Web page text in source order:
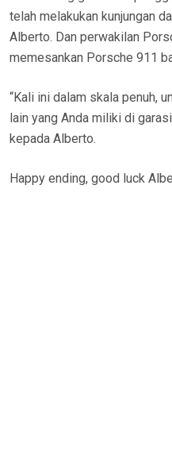
telah melakukan kunjungan
Alberto. Dan perwakilan
memesankan Porsche 911
“Kali ini dalam skala penuh,
lain yang Anda miliki di
kepada Alberto.
Happy ending, good luck